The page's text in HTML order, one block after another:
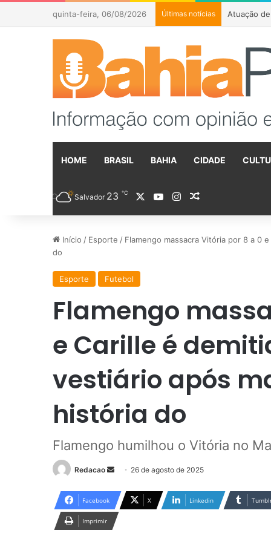
quinta-feira, 06/08/2026 Últimas notícias CNJ
HOME BRASIL BAHIA CIDADE
Salvador 23 ℃ YouTubeInstagram
Início / Esporte / Flamengo massacra Vitória por 8 a 0
do
Esporte Futebol
Flamengo
e Carille é
vestiário após
história do
Flamengo humilhou o Vitória no
Redacao
n
d
26 de agosto de 2025
Facebook X Linkedin
Imprimir